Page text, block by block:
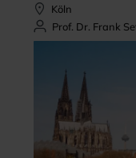
Köln
Prof. Dr. Frank